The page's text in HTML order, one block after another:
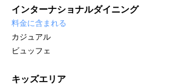
インターナショナルダイニング
料金に含まれる
カジュアル
ビュッフェ
キッズエリア